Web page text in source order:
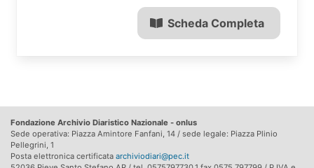
Scheda Completa
Fondazione Archivio Diaristico Nazionale - onlus
Sede operativa: Piazza Amintore Fanfani, 14 / sede legale: Piazza Plinio
Pellegrini, 1
Posta elettronica certificata archiviodiari@pec.it